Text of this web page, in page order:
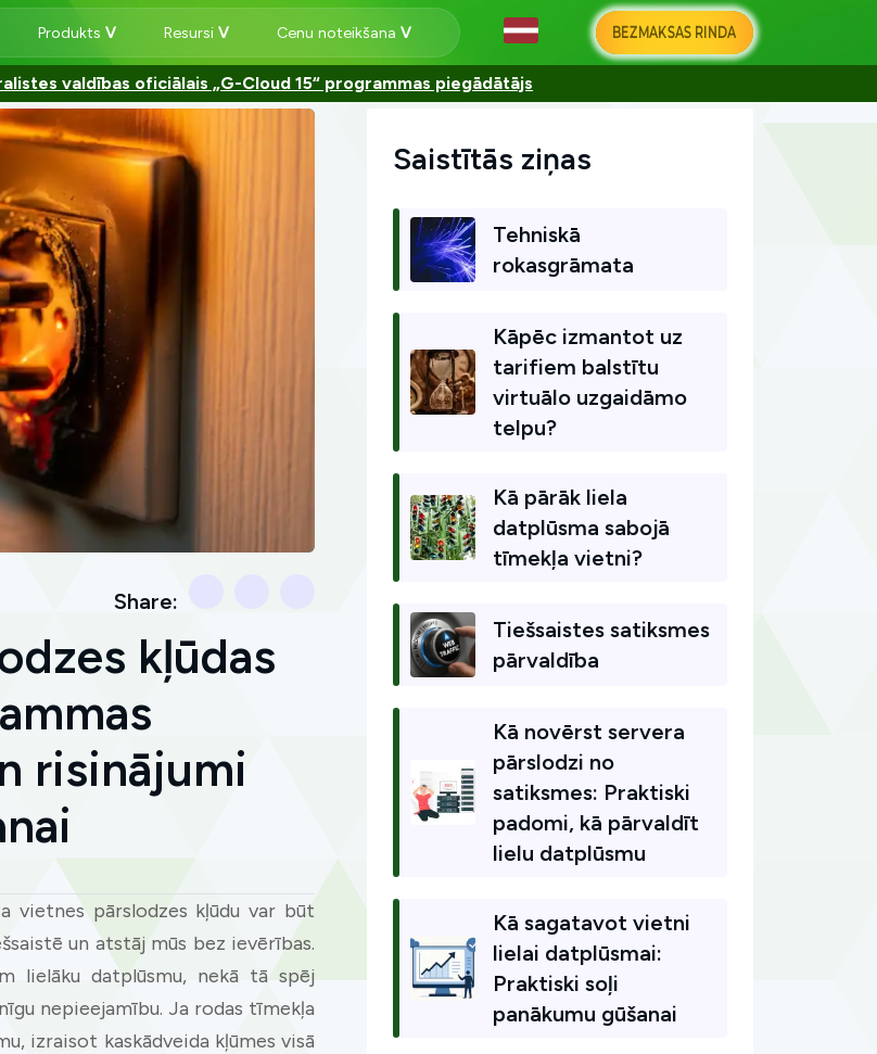
Produkts Resursi Cenu noteikšana BEZMAKSAS RINDA
valdības oficiālais „G-Cloud 15“ programmas piegādātājs
Share:
kļūdas
risinājumi
vietnes pārslodzes kļūdu var būt
un atstāj mūs bez ievērības.
lielāku datplūsmu, nekā tā spēj
nepieejamību. Ja rodas tīmekļa
izraisot kaskādveida kļūmes visā
Saistītās ziņas
Tehniskā
rokasgrāmata
Kāpēc izmantot uz
tarifiem balstītu
virtuālo uzgaidāmo
telpu?
Kā pārāk liela
datplūsma sabojā
tīmekļa vietni?
Tiešsaistes satiksmes
pārvaldība
Kā novērst servera
pārslodzi no
satiksmes: Praktiski
padomi, kā pārvaldīt
lielu datplūsmu
Kā sagatavot vietni
lielai datplūsmai:
Praktiski soļi
panākumu gūšanai